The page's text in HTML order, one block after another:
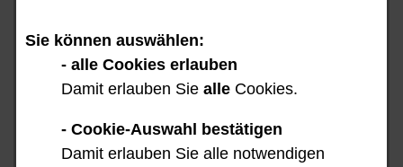
Sie können auswählen:
- alle Cookies erlauben
Damit erlauben Sie alle Cookies.
- Cookie-Auswahl bestätigen
Damit erlauben Sie alle notwendigen
Regional-Gruppe Bremen
und Umgebung
28.​08.​2026